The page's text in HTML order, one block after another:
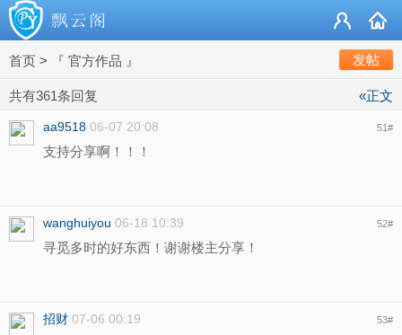
首页 > 『 官方作品 』 发帖
«正文
共有361条回复
aa9518 06-07 20:08 51#
支持分享啊！！！
wanghuiyou 06-18 10:39 52#
寻觅多时的好东西！谢谢楼主分享！
招财 07-06 00:19 53#